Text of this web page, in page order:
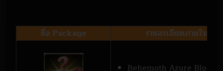
ชื่อ Package รายละเอียดภายใน
Behemoth Azure